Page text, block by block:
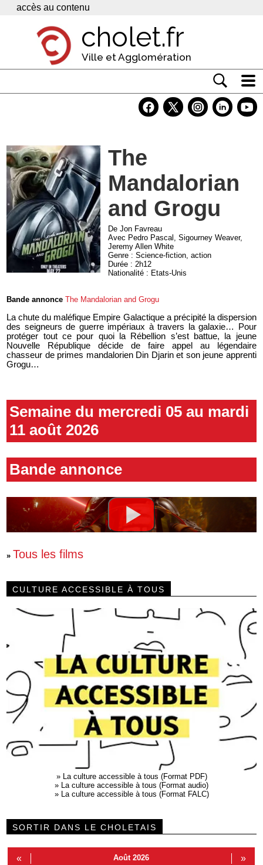
Panneau de gestion des cookies
accès au contenu
cholet.fr
Ville et Agglomération
Economie
Services
Contacts
The
Mandalorian
and Grogu
De Jon Favreau
Avec Pedro Pascal, Sigourney Weaver,
Jeremy Allen White
Genre : Science-fiction, action
Durée : 2h12
Nationalité : Etats-Unis
Bande annonce The Mandalorian and Grogu
La chute du maléfique Empire Galactique a précipité la dispersion
des seigneurs de guerre impériaux à travers la galaxie… Pour
protéger tout ce pour quoi la Rébellion s’est battue, la jeune
Nouvelle République décide de faire appel au légendaire
chasseur de primes mandalorien Din Djarin et son jeune apprenti
Grogu…
Semaine du mercredi 05 au mardi
11 août 2026
Bande annonce
» Tous les films
CULTURE ACCESSIBLE À TOUS
» La culture accessible à tous (Format PDF)
» La culture accessible à tous (Format audio)
» La culture accessible à tous (Format FALC)
SORTIR DANS LE CHOLETAIS
« Août 2026 »